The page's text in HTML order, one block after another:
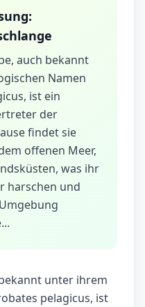
auch bekannt
Namen
ist ein
der
findet sie
offenen Meer,
was ihr
harschen und
unter ihrem
pelagicus, ist